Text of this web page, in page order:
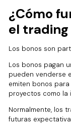
¿Cómo
el trading
Los bonos son
Los bonos pagan
pueden venderse
emiten bonos
proyectos como
Normalmente, los
futuras